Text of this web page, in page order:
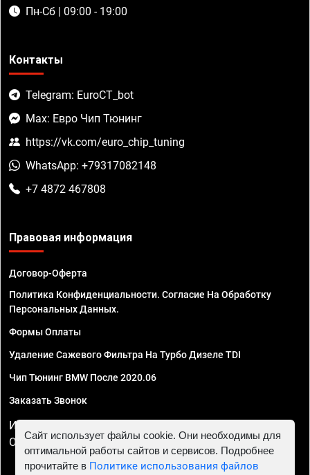
Пн-Сб | 09:00 - 19:00
Контакты
Telegram: EuroCT_bot
Max: Евро Чип Тюнинг
https://vk.com/euro_chip_tuning
WhatsApp: +79317082148
+7 4872 467808
Правовая информация
Договор-Оферта
Политика Конфиденциальности. Согласие На Обработку
Персональных Данных.
Формы Оплаты
Удаление Сажевого Фильтра На Турбо Дизеле TDI
Чип Тюнинг BMW После 2020.06
Заказать Звонок
ИП Смирнов Георгий Павлович. ИНН 781302555843,
ОГРНИП 324470400032610
Сайт использует файлы cookie. Они необходимы для
оптимальной работы сайтов и сервисов. Подробнее
прочитайте в Политике использования файлов